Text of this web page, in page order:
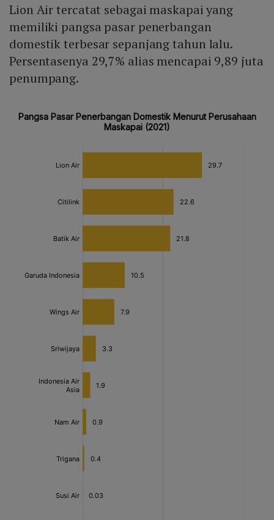
Lion Air tercatat sebagai maskapai yang
memiliki pangsa pasar penerbangan
domestik terbesar sepanjang tahun lalu.
Persentasenya 29,7% alias mencapai 9,89 juta
penumpang.